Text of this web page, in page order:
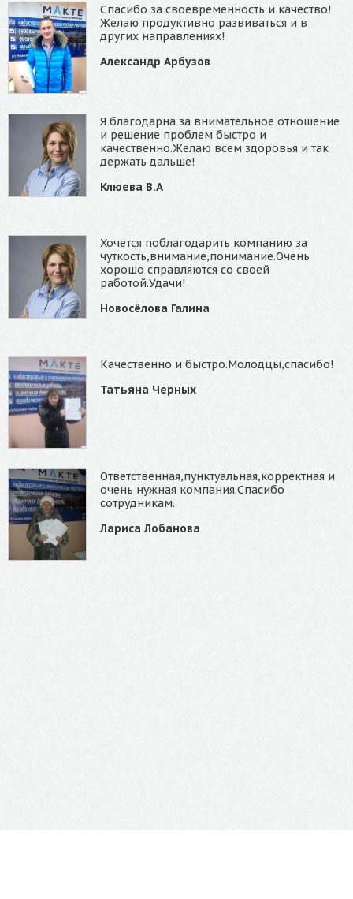
Спасибо за своевременность и качество!
Желаю продуктивно развиваться и в
других направлениях!
Александр Арбузов
Я благодарна за внимательное отношение
и решение проблем быстро и
качественно.Желаю всем здоровья и так
держать дальше!
Клюева В.А
Хочется поблагодарить компанию за
чуткость,внимание,понимание.Очень
хорошо справляются со своей
работой.Удачи!
Новосёлова Галина
Качественно и быстро.Молодцы,спасибо!
Татьяна Черных
Ответственная,пунктуальная,корректная и
очень нужная компания.Спасибо
сотрудникам.
Лариса Лобанова